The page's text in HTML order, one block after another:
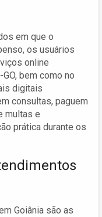
em que o
os usuários
online
bem como no
digitais
consultas, paguem
multas e
prática durante os
Goiânia são as